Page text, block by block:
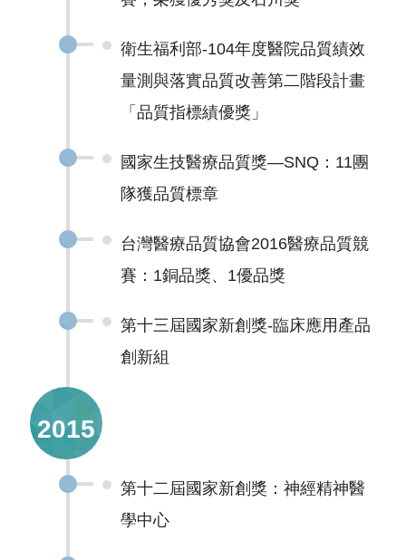
衛生福利部-104年度醫院品質績效
量測與落實品質改善第二階段計畫
「品質指標績優獎」
國家生技醫療品質獎—SNQ：11團
隊獲品質標章
台灣醫療品質協會2016醫療品質競
賽：1銅品獎、1優品獎
第十三屆國家新創獎-臨床應用產品
創新組
2015
第十二屆國家新創獎：神經精神醫
學中心